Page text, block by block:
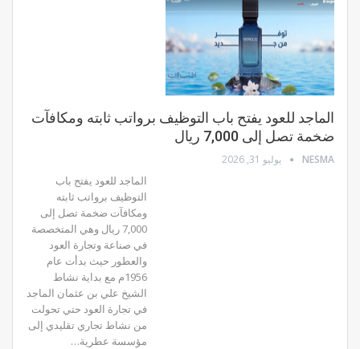
الماجد للعود يفتح باب التوظيف برواتب ثابته ومكافآت
ضخمة تصل إلى 7,000 ريال
NESMA يوليو 31, 2026
الماجد للعود يفتح باب
التوظيف برواتب ثابته
ومكافآت ضخمة تصل إلى
7,000 ريال وهي المتخصصة
في صناعة وتجارة العود
والعطور حيث بدأت عام
1956م مع بداية نشاط
الشيخ علي بن عثمان الماجد
في تجارة العود حتي تحولت
من نشاط تجاري تقليدي إلى
مؤسسة عطرية…